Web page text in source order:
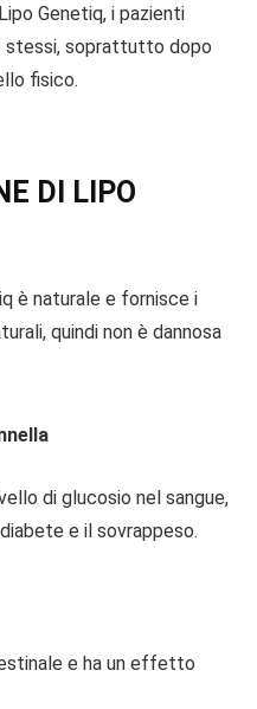
Genetiq, i pazienti
stessi, soprattutto dopo
fisico.
DI LIPO
è naturale e fornisce i
quindi non è dannosa
di glucosio nel sangue,
e il sovrappeso.
e ha un effetto